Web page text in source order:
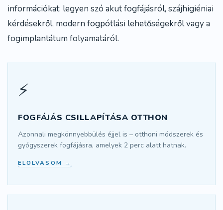
információkat: legyen szó akut fogfájásról, szájhigiéniai
kérdésekről, modern fogpótlási lehetőségekről vagy a
fogimplantátum folyamatáról.
⚡
FOGFÁJÁS CSILLAPÍTÁSA OTTHON
Azonnali megkönnyebbülés éjjel is – otthoni módszerek és
gyógyszerek fogfájásra, amelyek 2 perc alatt hatnak.
ELOLVASOM →